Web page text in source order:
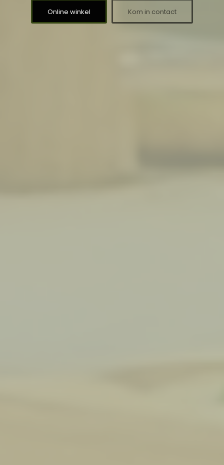
Online winkel Kom in contact